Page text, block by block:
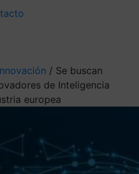
/ Se buscan
de Inteligencia
europea